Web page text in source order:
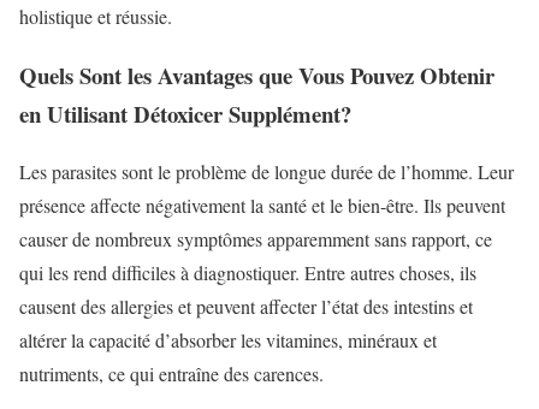
holistique et réussie.
Quels Sont les Avantages que Vous Pouvez Obtenir
en Utilisant Détoxicer Supplément?
Les parasites sont le problème de longue durée de l’homme. Leur
présence affecte négativement la santé et le bien-être. Ils peuvent
causer de nombreux symptômes apparemment sans rapport, ce
qui les rend difficiles à diagnostiquer. Entre autres choses, ils
causent des allergies et peuvent affecter l’état des intestins et
altérer la capacité d’absorber les vitamines, minéraux et
nutriments, ce qui entraîne des carences.